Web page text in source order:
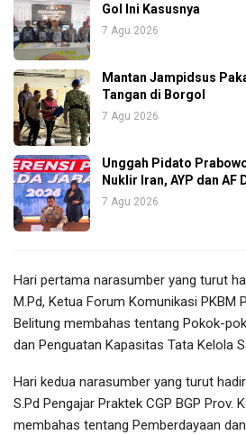
Gol Ini Kasusnya
7 Agu 2026
Mantan Jampidsus
Tangan di Borgol
7 Agu 2026
Unggah Pidato
Nuklir Iran, AYP dan
7 Agu 2026
Hari pertama narasumber yang turut
M.Pd, Ketua Forum Komunikasi PKBM
Belitung membahas tentang Pokok-
dan Penguatan Kapasitas Tata Kelola
Hari kedua narasumber yang turut
S.Pd Pengajar Praktek CGP BGP Prov.
membahas tentang Pemberdayaan